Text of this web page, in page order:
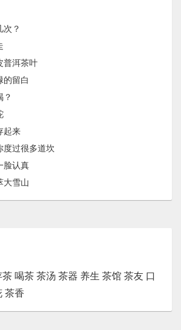
次？
普洱茶叶
的留白
？
起来
度过很多道坎
脸认真
大雪山
茶 喝茶 茶汤 茶器 养生 茶馆 茶友 口
茶香